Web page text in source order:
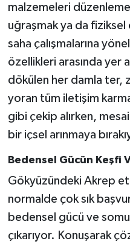
malzemeleri
uğraşmak ya da fiziksel
saha çalışmalarına
özellikleri arasında yer
dökülen her damla ter,
yoran tüm iletişim
gibi çekip alırken,
bir içsel arınmaya
Bedensel Gücün Keşfi
Gökyüzündeki Akrep
normalde çok sık
bedensel gücü ve
çıkarıyor. Konuşarak